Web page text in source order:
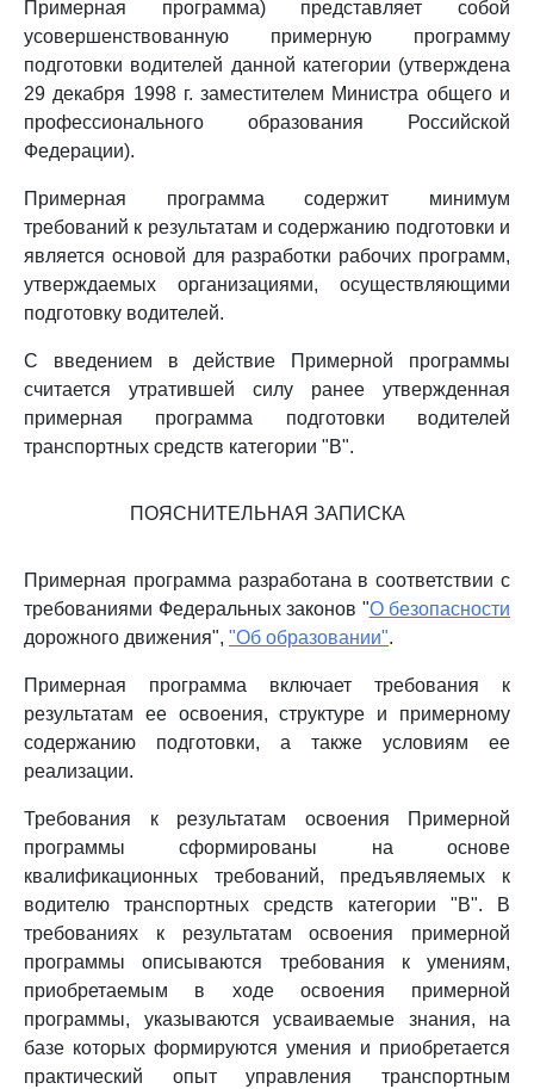
Примерная программа) представляет собой
усовершенствованную примерную программу
подготовки водителей данной категории (утверждена
29 декабря 1998 г. заместителем Министра общего и
профессионального образования Российской
Федерации).
Примерная программа содержит минимум
требований к результатам и содержанию подготовки и
является основой для разработки рабочих программ,
утверждаемых организациями, осуществляющими
подготовку водителей.
С введением в действие Примерной программы
считается утратившей силу ранее утвержденная
примерная программа подготовки водителей
транспортных средств категории "B".
ПОЯСНИТЕЛЬНАЯ ЗАПИСКА
Примерная программа разработана в соответствии с
требованиями Федеральных законов "О безопасности
дорожного движения", "Об образовании".
Примерная программа включает требования к
результатам ее освоения, структуре и примерному
содержанию подготовки, а также условиям ее
реализации.
Требования к результатам освоения Примерной
программы сформированы на основе
квалификационных требований, предъявляемых к
водителю транспортных средств категории "B". В
требованиях к результатам освоения примерной
программы описываются требования к умениям,
приобретаемым в ходе освоения примерной
программы, указываются усваиваемые знания, на
базе которых формируются умения и приобретается
практический опыт управления транспортным